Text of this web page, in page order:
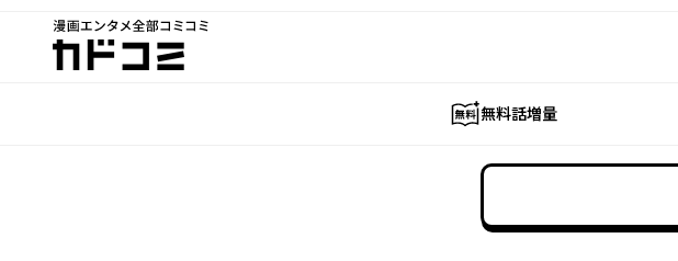
漫画エンタメ全部コミコミ
カドコミ
無料話増量